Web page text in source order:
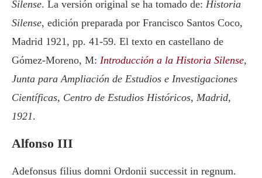
Silense. La versión original se ha tomado de: Historia
Silense, edición preparada por Francisco Santos Coco,
Madrid 1921, pp. 41-59. El texto en castellano de
Gómez-Moreno, M: Introducción a la Historia Silense,
Junta para Ampliación de Estudios e Investigaciones
Científicas, Centro de Estudios Históricos, Madrid,
1921.
Alfonso III
Adefonsus filius domni Ordonii successit in regnum.